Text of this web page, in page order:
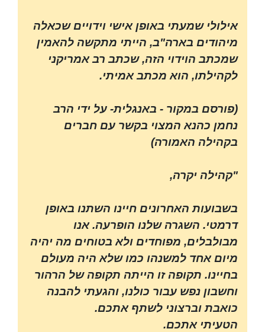
אילולי שמעתי באופן אישי וידויים שכאלה
מיהודים בארה"ב, הייתי מתקשה להאמין
שמכתב הוידוי הזה, שכתב רב אמריקני
לקהילתו, הוא מכתב אמיתי.
(פורסם במקור - באנגלית- על ידי הרב
נחמן כהנא המצוי בקשר עם חברים
בקהילה האמורה)
"קהילה יקרה,
בשבועות האחרונים חיינו השתנו באופן
דרמטי. השגרה שלנו הופרעה. אנו
מבולבלים, מפוחדים ולא בטוחים מה יהיה
מיום אחד למשנהו כמו שלא היה מעולם
בחיינו. תקופה זו הייתה תקופה של הרהור
וחשבון נפש עבור כולנו, והגעתי להבנה
כואבת וברצוני לשתף אתכם.
הטעיתי אתכם.